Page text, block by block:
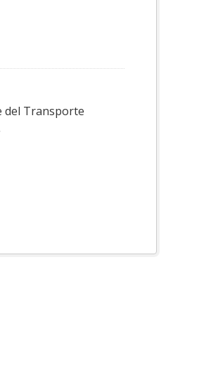
del Transporte